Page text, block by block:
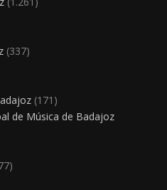
(337)
(171)
de Música de Badajoz